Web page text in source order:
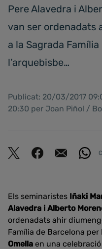
Pere Alavedra i
van ser ordenadats
a la Sagrada
l’arquebisbe…
Publicat: 20/03/2017
20:30 per Joan Piñol /
Els seminaristes Iñaki
Alavedra i Alberto
ordenadats ahir
Família de Barcelona per
Omella en una